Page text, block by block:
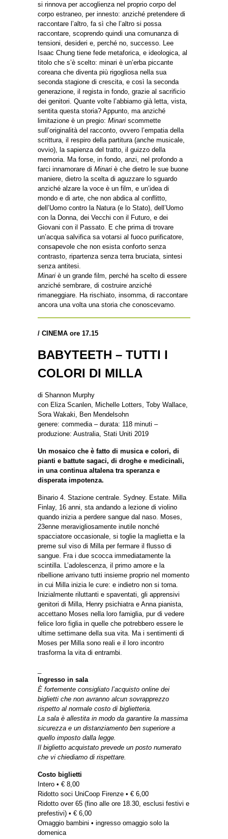
si rinnova per accoglienza nel proprio corpo del
corpo estraneo, per innesto: anziché pretendere di
raccontare l’altro, fa sì che l’altro si possa
raccontare, scoprendo quindi una comunanza di
tensioni, desideri e, perché no, successo. Lee
Isaac Chung tiene fede metaforica, e ideologica, al
titolo che s’è scelto: minari è un’erba piccante
coreana che diventa più rigogliosa nella sua
seconda stagione di crescita, e così la seconda
generazione, il regista in fondo, grazie al sacrificio
dei genitori. Quante volte l’abbiamo già letta, vista,
sentita questa storia? Appunto, ma anziché
limitazione è un pregio: Minari scommette
sull’originalità del racconto, ovvero l’empatia della
scrittura, il respiro della partitura (anche musicale,
ovvio), la sapienza del tratto, il guizzo della
memoria. Ma forse, in fondo, anzi, nel profondo a
farci innamorare di Minari è che dietro le sue buone
maniere, dietro la scelta di aguzzare lo sguardo
anziché alzare la voce è un film, e un’idea di
mondo e di arte, che non abdica al conflitto,
dell’Uomo contro la Natura (e lo Stato), dell’Uomo
con la Donna, dei Vecchi con il Futuro, e dei
Giovani con il Passato. E che prima di trovare
un’acqua salvifica sa votarsi al fuoco purificatore,
consapevole che non esista conforto senza
contrasto, ripartenza senza terra bruciata, sintesi
senza antitesi.
Minari è un grande film, perché ha scelto di essere
anziché sembrare, di costruire anziché
rimaneggiare. Ha rischiato, insomma, di raccontare
ancora una volta una storia che conoscevamo.
/ CINEMA ore 17.15
BABYTEETH – TUTTI I
COLORI DI MILLA
di Shannon Murphy
con Eliza Scanlen, Michelle Lotters, Toby Wallace,
Sora Wakaki, Ben Mendelsohn
genere: commedia – durata: 118 minuti –
produzione: Australia, Stati Uniti 2019
Un mosaico che è fatto di musica e colori, di
pianti e battute sagaci, di droghe e medicinali,
in una continua altalena tra speranza e
disperata impotenza.
Binario 4. Stazione centrale. Sydney. Estate. Milla
Finlay, 16 anni, sta andando a lezione di violino
quando inizia a perdere sangue dal naso. Moses,
23enne meravigliosamente inutile nonché
spacciatore occasionale, si toglie la maglietta e la
preme sul viso di Milla per fermare il flusso di
sangue. Fra i due scocca immediatamente la
scintilla. L’adolescenza, il primo amore e la
ribellione arrivano tutti insieme proprio nel momento
in cui Milla inizia le cure: e indietro non si torna.
Inizialmente riluttanti e spaventati, gli apprensivi
genitori di Milla, Henry psichiatra e Anna pianista,
accettano Moses nella loro famiglia, pur di vedere
felice loro figlia in quelle che potrebbero essere le
ultime settimane della sua vita. Ma i sentimenti di
Moses per Milla sono reali e il loro incontro
trasforma la vita di entrambi.
Ingresso in sala
È fortemente consigliato l’acquisto online dei
biglietti che non avranno alcun sovrapprezzo
rispetto al normale costo di biglietteria.
La sala è allestita in modo da garantire la massima
sicurezza e un distanziamento ben superiore a
quello imposto dalla legge.
Il biglietto acquistato prevede un posto numerato
che vi chiediamo di rispettare.
Costo biglietti
Intero • € 8,00
Ridotto soci UniCoop Firenze • € 6,00
Ridotto over 65 (fino alle ore 18.30, esclusi festivi e
prefestivi) • € 6,00
Omaggio bambini • ingresso omaggio solo la
domenica